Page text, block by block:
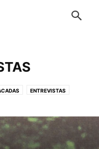
ENTREVISTAS
DE LA 36 PARTE